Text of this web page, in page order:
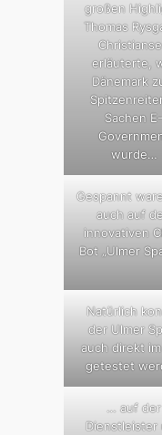
großen
Thomas
erläuterte,
Dänemark
Sachen E-
wurde…
Gespannt
auch auf
innovativen
Bot „Ulmer
Natürlich
der Ulmer
auch direkt im
getestet
… auf der
Dienstleister